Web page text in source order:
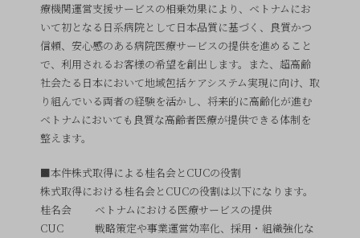
療機関運営支援サービスの相乗効果により、ベトナムにお
いて初となる日系病院として日本品質に基づく、良質かつ
信頼、安心感のある病院医療サービスの提供を進めること
で、利用されるお客様の希望を創出します。また、超高齢
社会たる日本において地域包括ケアシステム実現に向け、取
り組んでいる両者の経験を活かし、将来的に高齢化が進む
ベトナムにおいても良質な高齢者医療が提供できる体制を
整えます。
■本件株式取得による桂名会とCUCの役割
株式取得における桂名会とCUCの役割は以下になります。
桂名会 ベトナムにおける医療サービスの提供
CUC 戦略策定や事業運営効率化、採用・組織強化な